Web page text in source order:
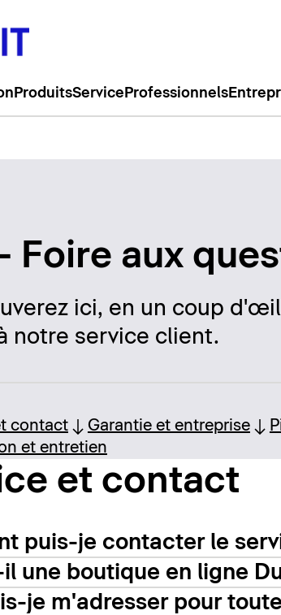
ProduitsService Professionnels
- Foire aux
ici, en un coup
notre service client.
contact Garantie et entreprise
et entretien
et contact
puis-je contacter le
une boutique en ligne
je m'adresser pour